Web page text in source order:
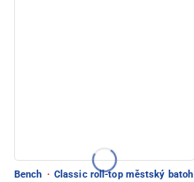
Bench · Classic roll-top městský batoh